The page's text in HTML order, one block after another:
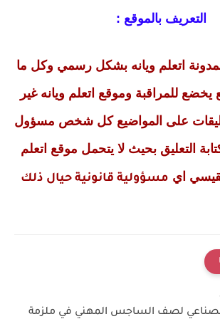
التعريف بالموقع :
لمدونة اتعلم ويانه بشكل رسمي وكل ما
للمراقبة وموقع اتعلم ويانه غير
على المواضيع كل شخص مسؤول
التعليق بحيث لا يتحمل موقع اتعلم
اي مسؤولية قانونية حيال ذلك
لصف الساجس المهني في ملزمة